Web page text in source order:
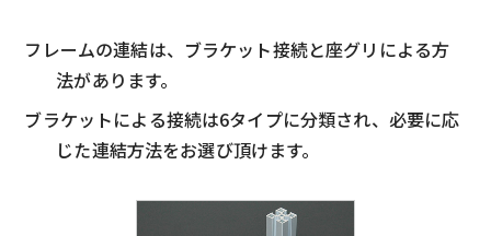
フレームの連結は、ブラケット接続と座グリによる方
法があります。
ブラケットによる接続は6タイプに分類され、必要に応
じた連結方法をお選び頂けます。